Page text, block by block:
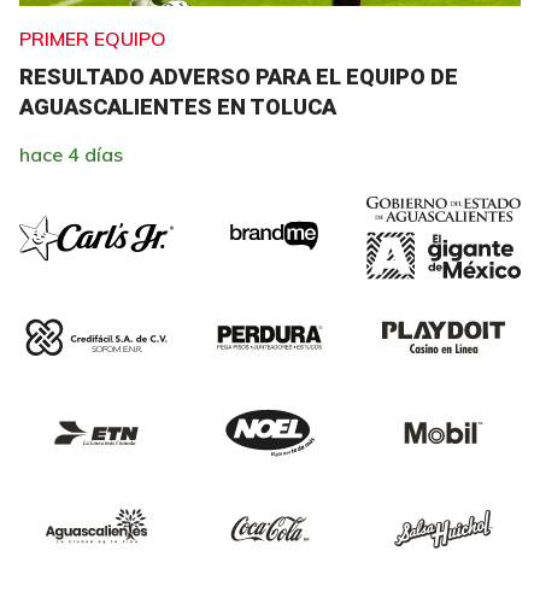
PRIMER EQUIPO
RESULTADO ADVERSO PARA EL EQUIPO DE
AGUASCALIENTES EN TOLUCA
hace 4 días